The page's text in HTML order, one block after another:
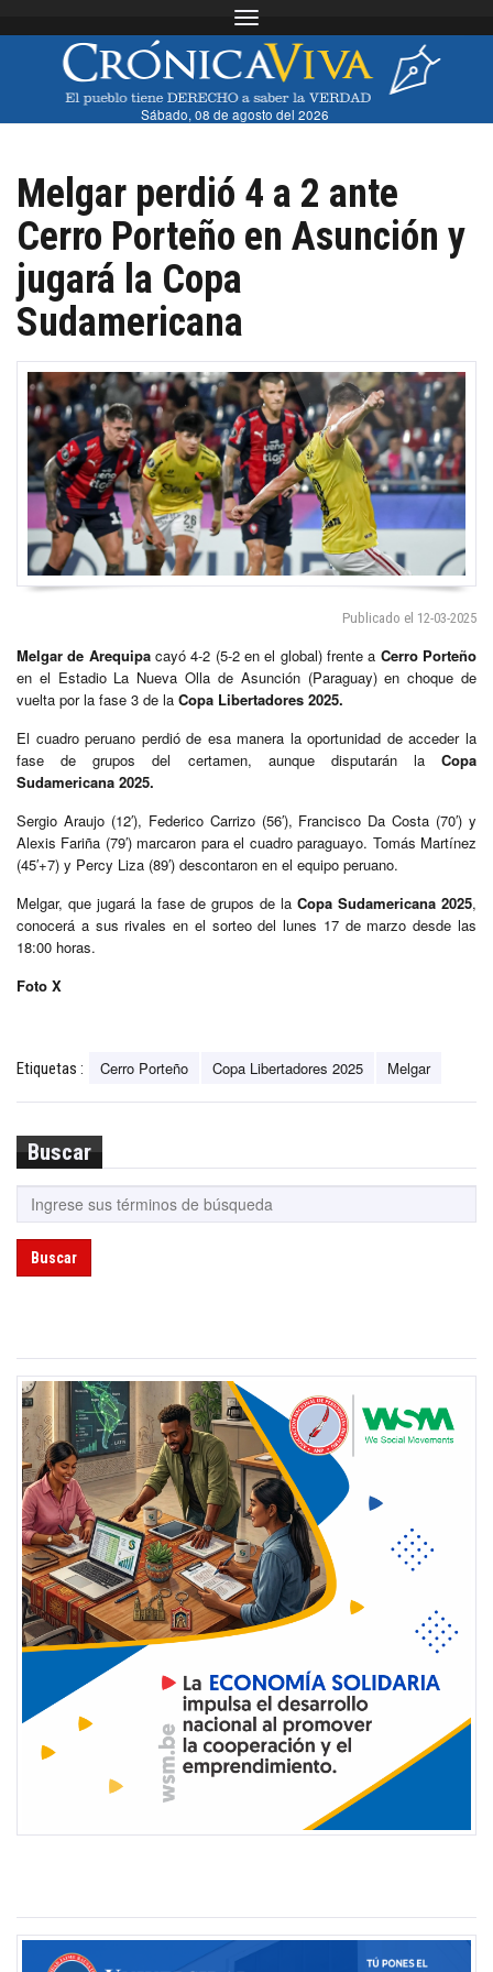
Toggle navigation
Sábado, 08 de agosto del 2026
Melgar perdió 4 a 2 ante
Cerro Porteño en Asunción y
jugará la Copa
Sudamericana
Publicado el 12-03-2025
Melgar de Arequipacayó 4-2 (5-2 en el global) frente a Cerro Porteño
en el Estadio La Nueva Olla de Asunción (Paraguay) en choque de
vuelta por la fase 3 de la Copa Libertadores 2025.
El cuadro peruano perdió de esa manera la oportunidad de acceder la
fase de grupos del certamen, aunque disputarán la Copa
Sudamericana 2025.
Sergio Araujo (12′), Federico Carrizo (56′), Francisco Da Costa (70′) y
Alexis Fariña (79′) marcaron para el cuadro paraguayo. Tomás Martínez
(45′+7) y Percy Liza (89′) descontaron en el equipo peruano.
Melgar, que jugará la fase de grupos de la Copa Sudamericana 2025,
conocerá a sus rivales en el sorteo del lunes 17 de marzo desde las
18:00 horas.
Foto X
Etiquetas : Cerro Porteño Copa Libertadores 2025 Melgar
Buscar
Buscar